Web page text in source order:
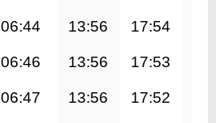
06:44 13:56 17:54
06:46 13:56 17:53
06:47 13:56 17:52